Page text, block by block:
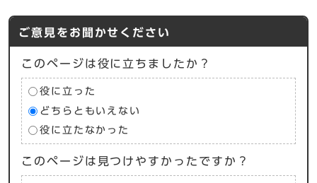
ご意見をお聞かせください
このページは役に立ちましたか？
役に立った
どちらともいえない
役に立たなかった
このページは見つけやすかったですか？